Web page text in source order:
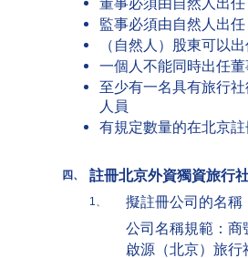
監事必須由自然人
（自然人）股東可
一個人不能同時
至少有一名具有旅行
人員
有規定數量的在北京
四、 註冊北京外資獨資旅行
1、
擬註冊公司的名稱
公司名稱規範：商
啟源（北京）旅